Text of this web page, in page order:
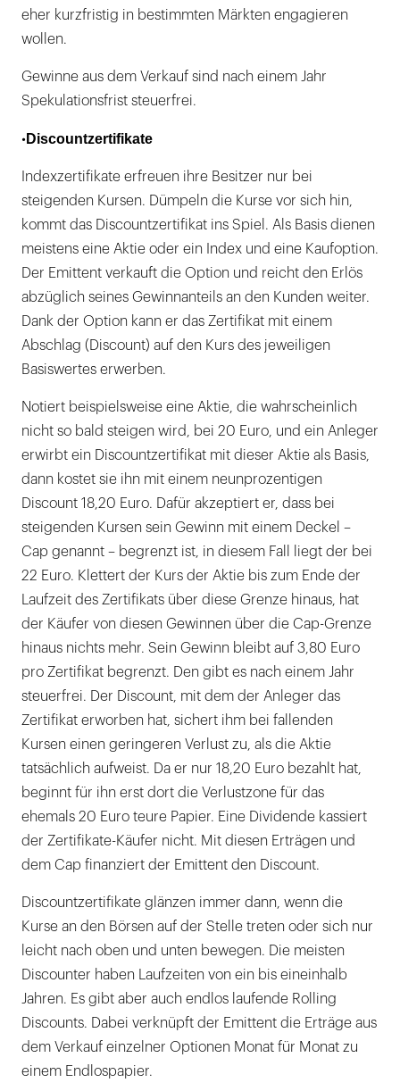
eher kurzfristig in bestimmten Märkten engagieren
wollen.
Gewinne aus dem Verkauf sind nach einem Jahr
Spekulationsfrist steuerfrei.
•Discountzertifikate
Indexzertifikate erfreuen ihre Besitzer nur bei
steigenden Kursen. Dümpeln die Kurse vor sich hin,
kommt das Discountzertifikat ins Spiel. Als Basis dienen
meistens eine Aktie oder ein Index und eine Kaufoption.
Der Emittent verkauft die Option und reicht den Erlös
abzüglich seines Gewinnanteils an den Kunden weiter.
Dank der Option kann er das Zertifikat mit einem
Abschlag (Discount) auf den Kurs des jeweiligen
Basiswertes erwerben.
Notiert beispielsweise eine Aktie, die wahrscheinlich
nicht so bald steigen wird, bei 20 Euro, und ein Anleger
erwirbt ein Discountzertifikat mit dieser Aktie als Basis,
dann kostet sie ihn mit einem neunprozentigen
Discount 18,20 Euro. Dafür akzeptiert er, dass bei
steigenden Kursen sein Gewinn mit einem Deckel –
Cap genannt – begrenzt ist, in diesem Fall liegt der bei
22 Euro. Klettert der Kurs der Aktie bis zum Ende der
Laufzeit des Zertifikats über diese Grenze hinaus, hat
der Käufer von diesen Gewinnen über die Cap-Grenze
hinaus nichts mehr. Sein Gewinn bleibt auf 3,80 Euro
pro Zertifikat begrenzt. Den gibt es nach einem Jahr
steuerfrei. Der Discount, mit dem der Anleger das
Zertifikat erworben hat, sichert ihm bei fallenden
Kursen einen geringeren Verlust zu, als die Aktie
tatsächlich aufweist. Da er nur 18,20 Euro bezahlt hat,
beginnt für ihn erst dort die Verlustzone für das
ehemals 20 Euro teure Papier. Eine Dividende kassiert
der Zertifikate-Käufer nicht. Mit diesen Erträgen und
dem Cap finanziert der Emittent den Discount.
Discountzertifikate glänzen immer dann, wenn die
Kurse an den Börsen auf der Stelle treten oder sich nur
leicht nach oben und unten bewegen. Die meisten
Discounter haben Laufzeiten von ein bis eineinhalb
Jahren. Es gibt aber auch endlos laufende Rolling
Discounts. Dabei verknüpft der Emittent die Erträge aus
dem Verkauf einzelner Optionen Monat für Monat zu
einem Endlospapier.